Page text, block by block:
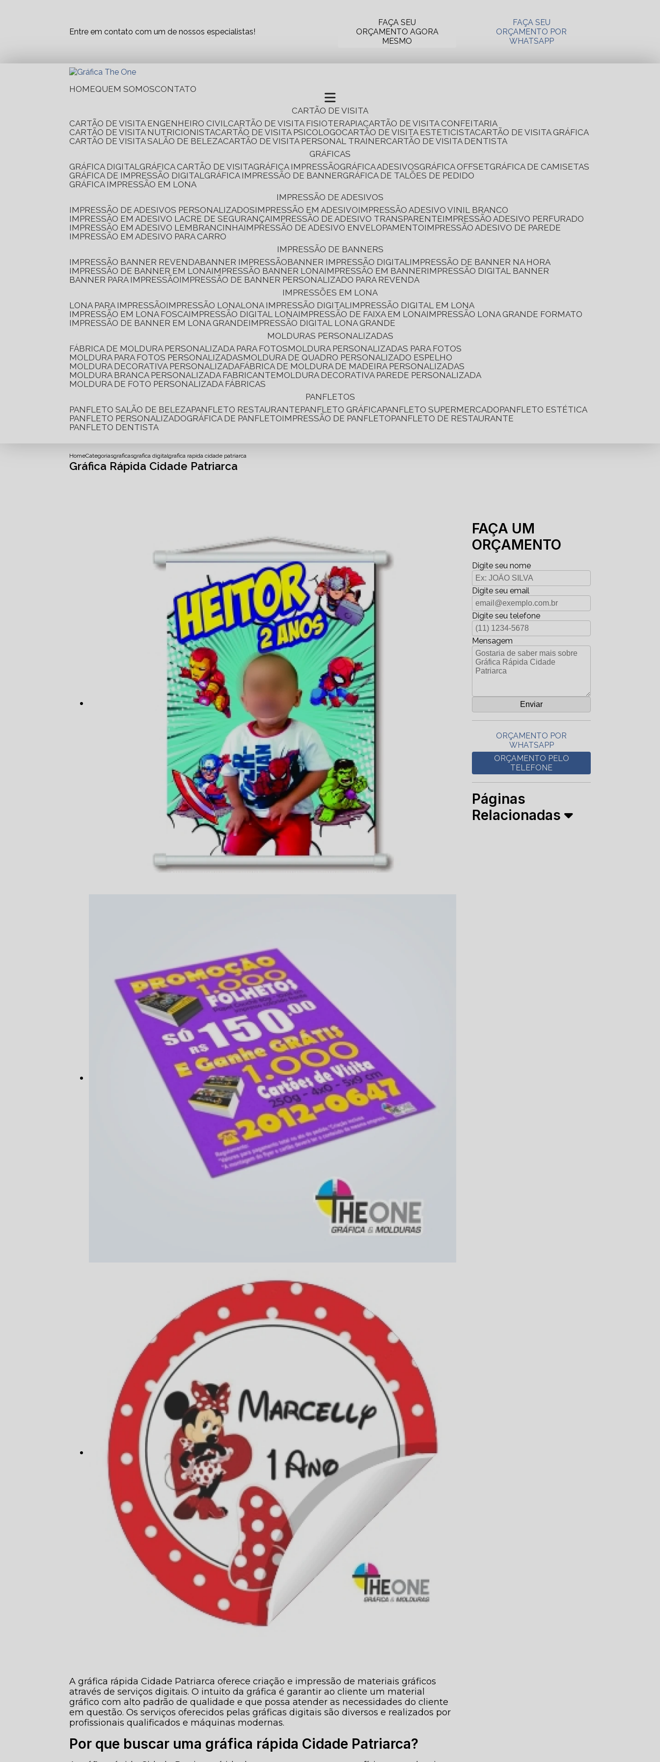
Entre em contato com um de nossos especialistas!
FAÇA SEU
ORÇAMENTO AGORA
MESMO
FAÇA SEU
ORÇAMENTO POR
WHATSAPP
HOME QUEM SOMOS CONTATO
CARTÃO DE VISITA
CARTÃO DE VISITA ENGENHEIRO CIVIL CARTÃO DE VISITA FISIOTERAPIA CARTÃO DE VISITA CONFEITARIA
CARTÃO DE VISITA NUTRICIONISTA CARTÃO DE VISITA PSICOLOGO CARTÃO DE VISITA ESTETICISTA CARTÃO DE VISITA GRÁFICA
CARTÃO DE VISITA SALÃO DE BELEZA CARTÃO DE VISITA PERSONAL TRAINER CARTÃO DE VISITA DENTISTA
GRÁFICAS
GRÁFICA DIGITAL
GRÁFICA CARTÃO DE VISITA GRÁFICA IMPRESSÃO GRÁFICA ADESIVOS GRÁFICA OFFSET
GRÁFICA DE CAMISETAS
GRÁFICA DE IMPRESSÃO DIGITAL
GRÁFICA IMPRESSÃO DE BANNER
GRÁFICA DE TALÕES DE PEDIDO
GRÁFICA IMPRESSÃO EM LONA
IMPRESSÃO DE ADESIVOS
IMPRESSÃO DE ADESIVOS PERSONALIZADOS IMPRESSÃO EM ADESIVO IMPRESSÃO ADESIVO VINIL BRANCO
IMPRESSÃO EM ADESIVO LACRE DE SEGURANÇA IMPRESSÃO DE ADESIVO TRANSPARENTE IMPRESSÃO ADESIVO PERFURADO
IMPRESSÃO EM ADESIVO LEMBRANCINHA IMPRESSÃO DE ADESIVO ENVELOPAMENTO IMPRESSÃO ADESIVO DE PAREDE
IMPRESSÃO EM ADESIVO PARA CARRO
IMPRESSÃO DE BANNERS
IMPRESSÃO BANNER REVENDA
BANNER IMPRESSÃO BANNER IMPRESSÃO DIGITAL IMPRESSÃO DE BANNER NA HORA
IMPRESSÃO DE BANNER EM LONA IMPRESSÃO BANNER LONA IMPRESSÃO EM BANNER IMPRESSÃO DIGITAL BANNER
BANNER PARA IMPRESSÃO IMPRESSÃO DE BANNER PERSONALIZADO PARA REVENDA
IMPRESSÕES EM LONA
LONA PARA IMPRESSÃO IMPRESSÃO LONA LONA IMPRESSÃO DIGITAL IMPRESSÃO DIGITAL EM LONA
IMPRESSÃO EM LONA FOSCA IMPRESSÃO DIGITAL LONA IMPRESSÃO DE FAIXA EM LONA IMPRESSÃO LONA GRANDE FORMATO
IMPRESSÃO DE BANNER EM LONA GRANDE IMPRESSÃO DIGITAL LONA GRANDE
MOLDURAS PERSONALIZADAS
FÁBRICA DE MOLDURA PERSONALIZADA PARA FOTOS
MOLDURA PERSONALIZADAS PARA FOTOS
MOLDURA PARA FOTOS PERSONALIZADAS
MOLDURA DE QUADRO PERSONALIZADO ESPELHO
MOLDURA DECORATIVA PERSONALIZADA FÁBRICA DE MOLDURA DE MADEIRA PERSONALIZADAS
MOLDURA BRANCA PERSONALIZADA FABRICANTE
MOLDURA DECORATIVA PAREDE PERSONALIZADA
MOLDURA DE FOTO PERSONALIZADA FÁBRICAS
PANFLETOS
PANFLETO SALÃO DE BELEZA PANFLETO RESTAURANTE PANFLETO GRÁFICA PANFLETO SUPERMERCADO PANFLETO ESTÉTICA
PANFLETO PERSONALIZADO
GRÁFICA DE PANFLETO IMPRESSÃO DE PANFLETO PANFLETO DE RESTAURANTE
PANFLETO DENTISTA
HomeCategoriasgraficasgrafica digitalgrafica rapida cidade patriarca
Gráfica Rápida Cidade Patriarca
A gráfica rápida Cidade Patriarca oferece criação e impressão de materiais gráficos
através de serviços digitais. O intuito da gráfica é garantir ao cliente um material
gráfico com alto padrão de qualidade e que possa atender as necessidades do cliente
em questão. Os serviços oferecidos pelas gráficas digitais são diversos e realizados por
profissionais qualificados e máquinas modernas.
Por que buscar uma gráfica rápida Cidade Patriarca?
FAÇA UM
ORÇAMENTO
Digite seu nome
Digite seu email
Digite seu telefone
Mensagem
ORÇAMENTO POR
WHATSAPP
ORÇAMENTO PELO
TELEFONE
Páginas
Relacionadas